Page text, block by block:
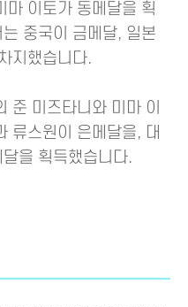
마 이토가 동메달을 획
는 중국이 금메달, 일본
지했습니다.
준 미즈타니와 미마 이
류스원이 은메달을, 대
을 획득했습니다.